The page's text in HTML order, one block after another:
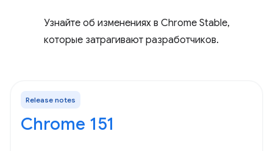
Узнайте об изменениях в Chrome Stable,
которые затрагивают разработчиков.
Release notes
Chrome 151